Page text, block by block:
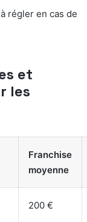
régler en cas de
et
les
Franchise
moyenne
200 €